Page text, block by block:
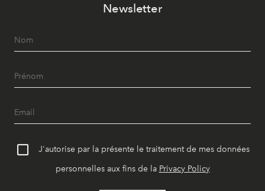
Newsletter
J'autorise par la présente le traitement de mes données
personnelles aux fins de la Privacy Policy